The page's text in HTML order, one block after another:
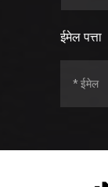
ईमेल पत्ता